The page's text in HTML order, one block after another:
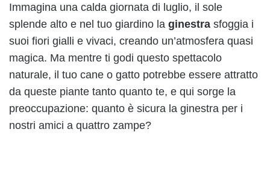
Immagina una calda giornata di luglio, il sole
splende alto e nel tuo giardino la ginestra sfoggia i
suoi fiori gialli e vivaci, creando un’atmosfera quasi
magica. Ma mentre ti godi questo spettacolo
naturale, il tuo cane o gatto potrebbe essere attratto
da queste piante tanto quanto te, e qui sorge la
preoccupazione: quanto è sicura la ginestra per i
nostri amici a quattro zampe?